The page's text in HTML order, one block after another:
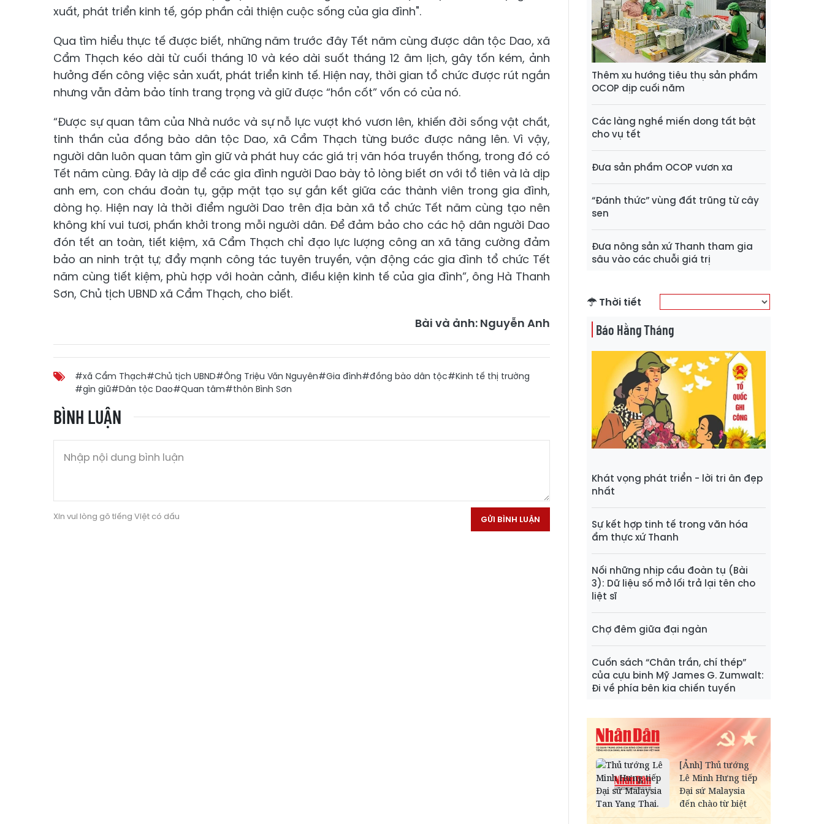
xuất, phát triển kinh tế, góp phần cải thiện cuộc sống của gia đình".
Qua tìm hiểu thực tế được biết, những năm trước đây Tết năm cùng được dân tộc Dao, xã
Cẩm Thạch kéo dài từ cuối tháng 10 và kéo dài suốt tháng 12 âm lịch, gây tốn kém, ảnh
hưởng đến công việc sản xuất, phát triển kinh tế. Hiện nay, thời gian tổ chức được rút ngắn
nhưng vẫn đảm bảo tính trang trọng và giữ được “hồn cốt” vốn có của nó.
“Được sự quan tâm của Nhà nước và sự nỗ lực vượt khó vươn lên, khiến đời sống vật chất,
tinh thần của đồng bào dân tộc Dao, xã Cẩm Thạch từng bước được nâng lên. Vì vậy,
người dân luôn quan tâm gìn giữ và phát huy các giá trị văn hóa truyền thống, trong đó có
Tết năm cùng. Đây là dịp để các gia đình người Dao bày tỏ lòng biết ơn với tổ tiên và là dịp
anh em, con cháu đoàn tụ, gặp mặt tạo sự gắn kết giữa các thành viên trong gia đình,
dòng họ. Hiện nay là thời điểm người Dao trên địa bàn xã tổ chức Tết năm cùng tạo nên
không khí vui tươi, phấn khởi trong mỗi người dân. Để đảm bảo cho các hộ dân người Dao
đón tết an toàn, tiết kiệm, xã Cẩm Thạch chỉ đạo lực lượng công an xã tăng cường đảm
bảo an ninh trật tự; đẩy mạnh công tác tuyên truyền, vận động các gia đình tổ chức Tết
năm cùng tiết kiệm, phù hợp với hoàn cảnh, điều kiện kinh tế của gia đình”, ông Hà Thanh
Sơn, Chủ tịch UBND xã Cẩm Thạch, cho biết.
Bài và ảnh: Nguyễn Anh
#xã Cẩm Thạch#Chủ tịch UBND#Ông Triệu Văn Nguyên#Gia đình#đồng bào dân tộc#Kinh tế thị trường
#gìn giữ#Dân tộc Dao#Quan tâm#thôn Bình Sơn
BÌNH LUẬN
Xin vui lòng gõ tiếng Việt có dấu GỬI BÌNH LUẬN
Thêm xu hướng tiêu thụ sản phẩm
OCOP dịp cuối năm
Các làng nghề miến dong tất bật
cho vụ tết
Đưa sản phẩm OCOP vươn xa
“Đánh thức” vùng đất trũng từ cây
sen
Đưa nông sản xứ Thanh tham gia
sâu vào các chuỗi giá trị
Thời tiết
Báo Hằng Tháng
Khát vọng phát triển - lời tri ân đẹp
nhất
Sự kết hợp tinh tế trong văn hóa
ẩm thực xứ Thanh
Nối những nhịp cầu đoàn tụ (Bài
3): Dữ liệu số mở lối trả lại tên cho
liệt sĩ
Chợ đêm giữa đại ngàn
Cuốn sách “Chân trần, chí thép”
của cựu binh Mỹ James G. Zumwalt:
Đi về phía bên kia chiến tuyến